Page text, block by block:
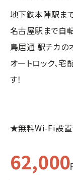
地下鉄本陣駅ま
名古屋駅まで自
鳥居通 駅チカの
オートロック、
す！
★無料Wi-Fi設
62,000